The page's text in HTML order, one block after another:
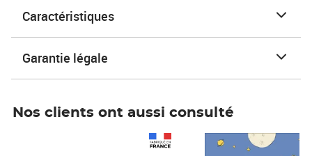
Caractéristiques
Garantie légale
Nos clients ont aussi consulté
Prix 6,25€ HT